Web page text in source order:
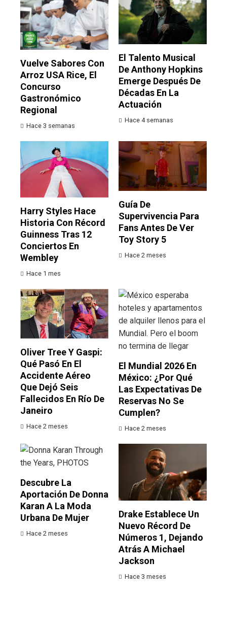
Vuelve Sabores Con
Arroz USA Rice, El
Concurso
Gastronómico
Regional
Hace 3 semanas
El Talento Musical
De Anthony Hopkins
Emerge Después De
Décadas En La
Actuación
Hace 4 semanas
Harry Styles Hace
Historia Con Récord
Guinness Tras 12
Conciertos En
Wembley
Hace 1 mes
Guía De
Supervivencia Para
Fans Antes De Ver
Toy Story 5
Hace 2 meses
Oliver Tree Y Gaspi:
Qué Pasó En El
Accidente Aéreo
Que Dejó Seis
Fallecidos En Río De
Janeiro
Hace 2 meses
El Mundial 2026 En
México: ¿por Qué
Las Expectativas De
Reservas No Se
Cumplen?
Hace 2 meses
Descubre La
Aportación De Donna
Karan A La Moda
Urbana De Mujer
Hace 2 meses
Drake Establece Un
Nuevo Récord De
Números 1, Dejando
Atrás A Michael
Jackson
Hace 3 meses